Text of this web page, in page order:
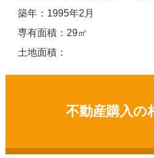
築年：1995年2月
専有面積：29㎡
土地面積：
不動産購入の